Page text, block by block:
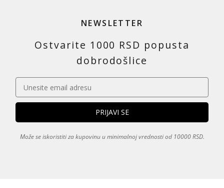
NEWSLETTER
Ostvarite 1000 RSD popusta
dobrodošlice
Može se iskoristiti za kupovinu u minimalnoj vrednosti od 10000 RSD.